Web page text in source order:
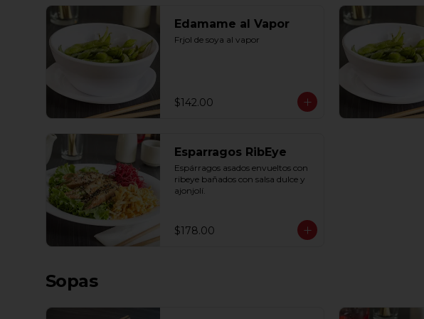
Edamame al Vapor
Frjol de soya al vapor
$142.00
Esparragos RibEye
Espárragos asados envueltos con
ribeye bañados con salsa dulce y
ajonjolí.
$178.00
Sopas